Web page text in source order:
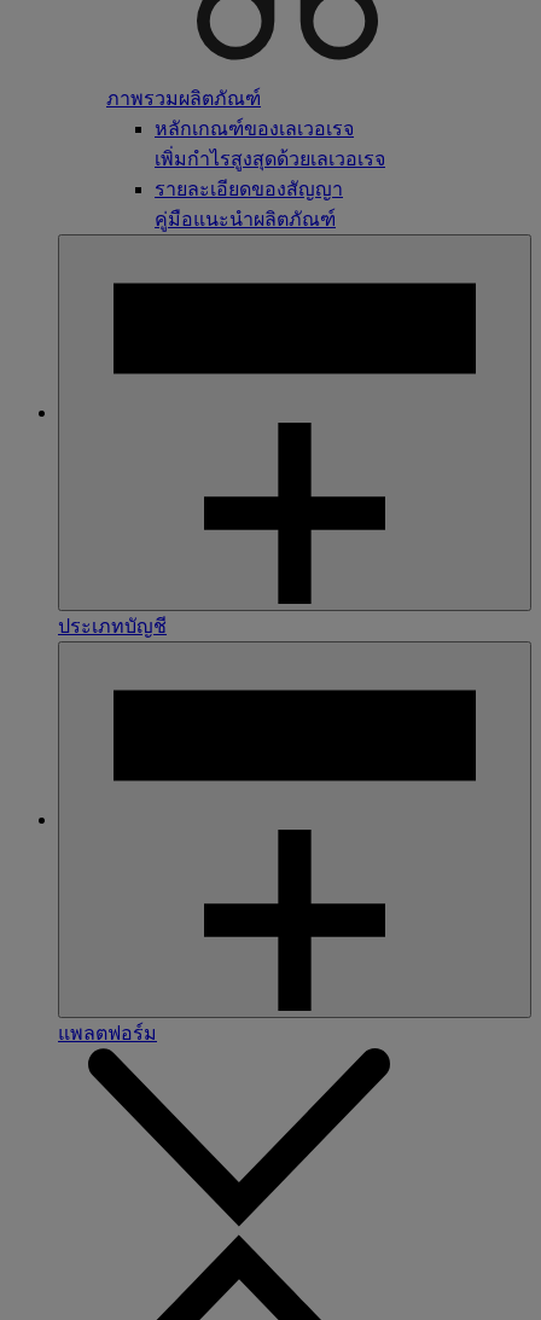
ภาพรวมผลิตภัณฑ์
หลักเกณฑ์ของเลเวอเรจ
เพิ่มกำไรสูงสุดด้วยเลเวอเรจ
รายละเอียดของสัญญา
คู่มือแนะนำผลิตภัณฑ์
ประเภทบัญชี
แพลตฟอร์ม